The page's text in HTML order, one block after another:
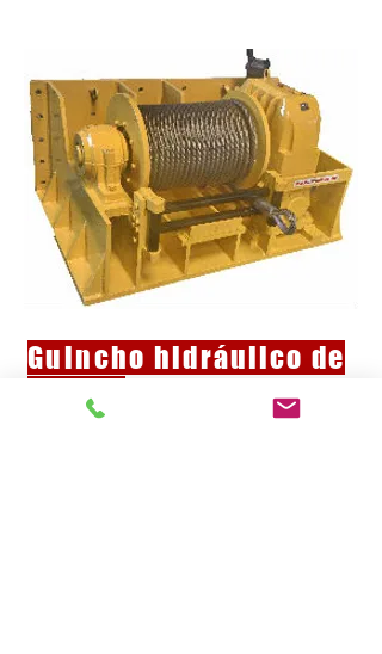
Guinchohidráulico de
40 ton.